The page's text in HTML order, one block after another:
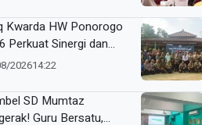
Kwarda HW Ponorogo
Perkuat Sinergi dan
Kualitas Pimpinan
202614:22
SD Mumtaz
Guru Bersatu,